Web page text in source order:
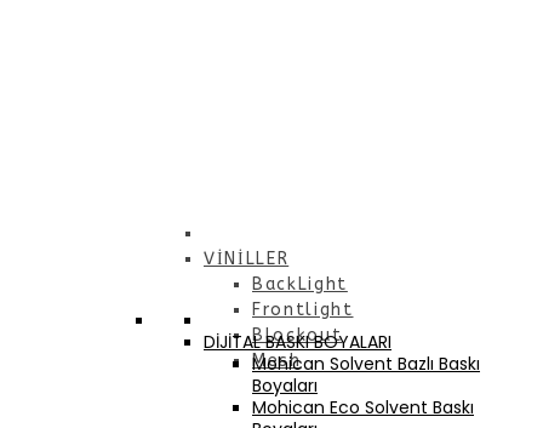
VİNİLLER
BackLight
Frontlight
Blockout
Mesh
DİJİTAL BASKI BOYALARI
Mohican Solvent Bazlı Baskı
Boyaları
Mohican Eco Solvent Baskı